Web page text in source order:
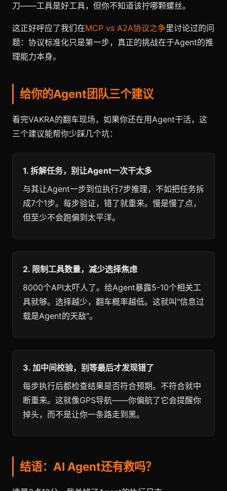
刀——工具是好工具，但你不知道该拧哪颗螺丝。
这正好呼应了我们在MCP vs A2A协议之争里讨论过的问
题：协议标准化只是第一步，真正的挑战在于Agent的推
理能力本身。
给你的Agent团队三个建议
看完VAKRA的翻车现场，如果你还在用Agent干活，这
三个建议能帮你少踩几个坑：
1. 拆解任务，别让Agent一次干太多
与其让Agent一步到位执行7步推理，不如把任务拆
成7个1步。每步验证，错了就重来。慢是慢了点，
但至少不会跑偏到太平洋。
2. 限制工具数量，减少选择焦虑
8000个API太吓人了。给Agent暴露5-10个相关工
具就够。选择越少，翻车概率越低。这就叫"信息过
载是Agent的天敌"。
3. 加中间校验，别等最后才发现错了
每步执行后都检查结果是否符合预期。不符合就中
断重来。这就像GPS导航——你偏航了它会提醒你
掉头，而不是让你一条路走到黑。
结语：AI Agent还有救吗？